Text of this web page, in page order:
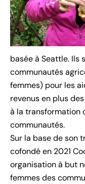
basée à Seattle. Ils
communautés
femmes) pour les
revenus en plus
à la transformation
communautés.
Sur la base de son
cofondé en 2021
organisation à but
femmes des